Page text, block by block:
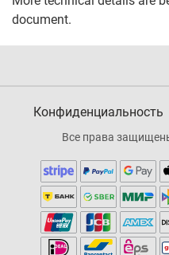
document.
Конфиденциальность
Все права